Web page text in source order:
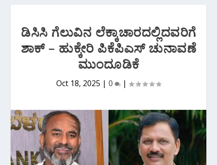
ಡಿಸಿಸಿ ಗೆಲುವಿನ ಲೆಕ್ಕಾಚಾರದಲ್ಲಿದವರಿಗೆ
ಶಾಕ್ – ಹುಕ್ಕೇರಿ ಪಿಕೆಪಿಎಸ್ ಚುನಾವಣೆ
ಮುಂದೂಡಿಕೆ
Oct 18, 2025 | 0 |